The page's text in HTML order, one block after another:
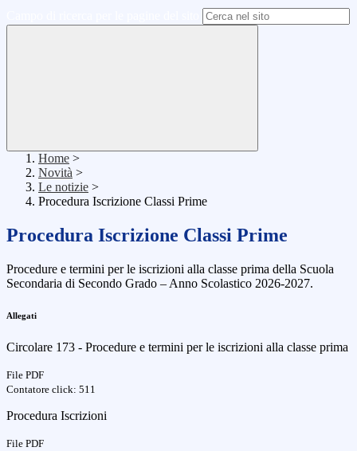
Home >
Novità >
Le notizie >
Procedura Iscrizione Classi Prime
Procedura Iscrizione Classi Prime
Procedure e termini per le iscrizioni alla classe prima della Scuola
Secondaria di Secondo Grado – Anno Scolastico 2026-2027.
Allegati
Circolare 173 - Procedure e termini per le iscrizioni alla classe prima
File PDF
Contatore click: 511
Procedura Iscrizioni
File PDF